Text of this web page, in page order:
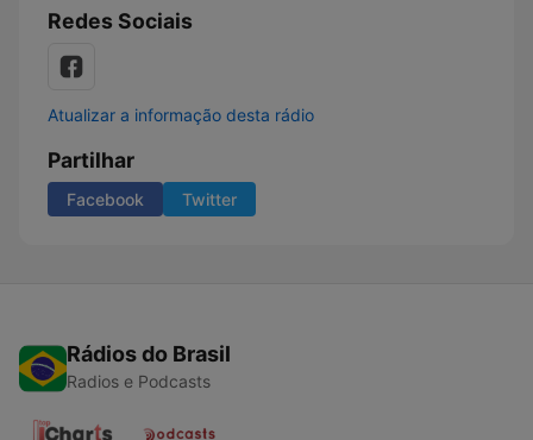
Redes Sociais
Atualizar a informação desta rádio
Partilhar
Facebook Twitter
Rádios do Brasil
Radios e Podcasts